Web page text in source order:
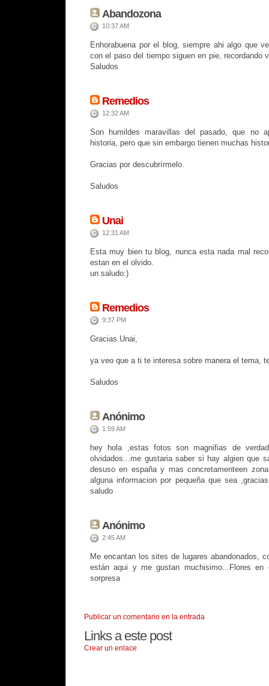
Abandozona
10:37 AM
Enhorabuena por el blog, siempre ahi algo que
con el paso del tiempo siguen en pie, recordando
Saludos
Remedios
12:32 AM
Son humildes maravillas del pasado, que no
historia, pero que sin embargo tienen muchas
Gracias por descubrírmelo.
Saludos
Unai
12:31 AM
Esta muy bien tu blog, nunca esta nada mal
estan en el olvido.
un saludo:)
Remedios
9:37 PM
Gracias Unai,
ya veo que a ti te interesa sobre manera el tema,
Saludos
Anónimo
1:59 AM
hey hola ,estas fotos son magnifias de
olvidados...me gustaria saber si hay algien que
desuso en españa y mas concretamenteen
alguna informacion por pequeña que sea
saludo
Anónimo
2:45 AM
Me encantan los sites de lugares abandonados,
están aqui y me gustan muchisimo...Flores
sorpresa
Publicar un comentario en la entrada
Links a este post
Crear un enlace